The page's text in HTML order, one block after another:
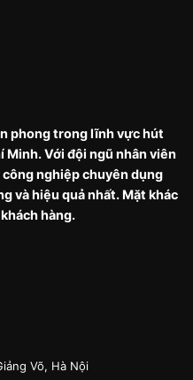
phong trong lĩnh vực hút
Minh. Với đội ngũ nhân viên
nghiệp chuyên dụng
và hiệu quả nhất. Mặt khác
hàng.
Võ, Hà Nội